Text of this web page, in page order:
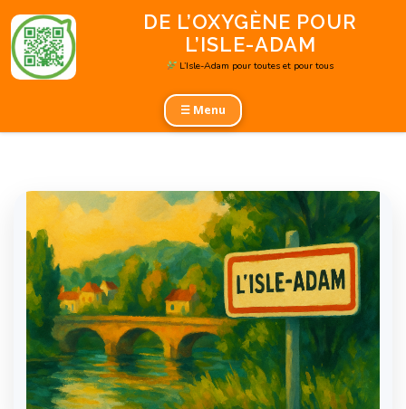
au
contenu
DE L’OXYGÈNE POUR
L’ISLE-ADAM
L’Isle-Adam pour toutes et pour tous
☰ Menu